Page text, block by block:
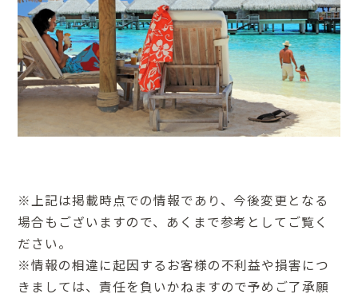
※上記は掲載時点での情報であり、今後変更となる
場合もございますので、あくまで参考としてご覧く
ださい。
※情報の相違に起因するお客様の不利益や損害につ
きましては、責任を負いかねますので予めご了承願